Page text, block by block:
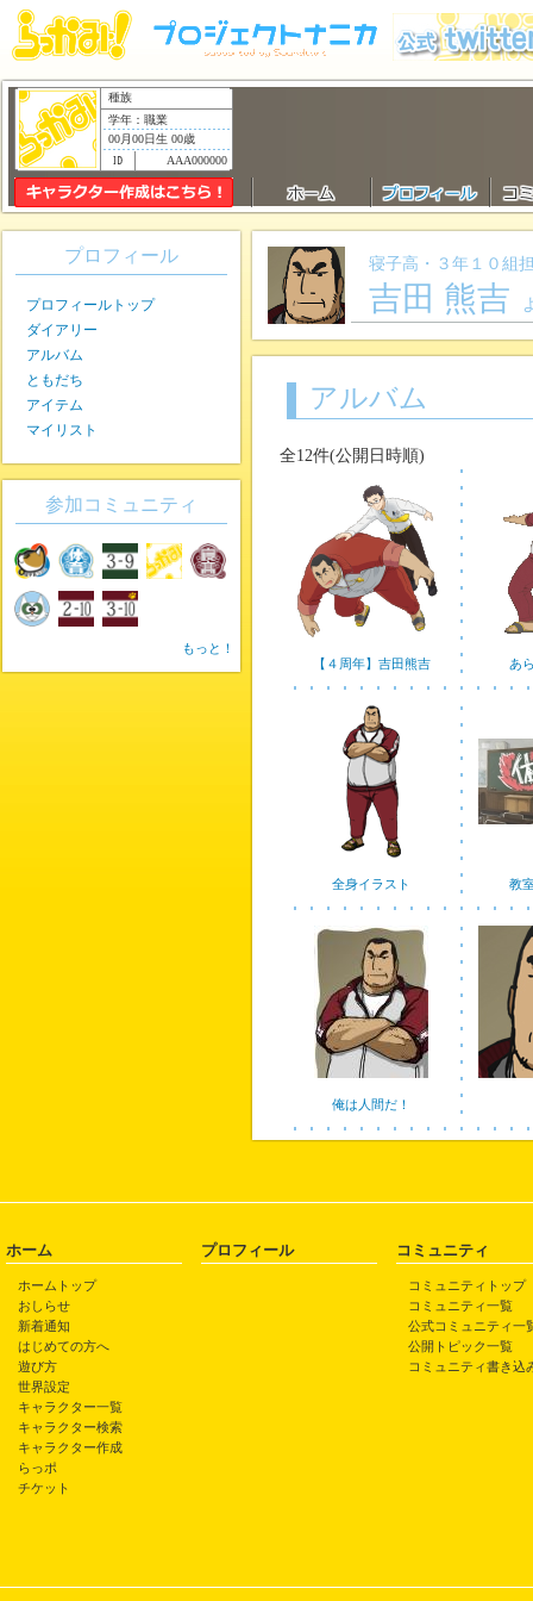
種族
学年：職業
00月00日生 00歳
AAA000000
寝子高・３年１０組
吉田 熊吉
アルバム
全12件(公開日時順)
【４周年】吉田熊吉 あ
全身イラスト 教
俺は人間だ！
プロフィール
プロフィールトップ
ダイアリー
アルバム
ともだち
アイテム
マイリスト
参加コミュニティ
もっと！
ホーム
ホームトップ
おしらせ
新着通知
はじめての方へ
遊び方
世界設定
キャラクター一覧
キャラクター検索
キャラクター作成
らっポ
チケット
プロフィール コミュニティ
コミュニティトップ
コミュニティ一覧
公式コミュニティ一
公開トピック一覧
コミュニティ書き込